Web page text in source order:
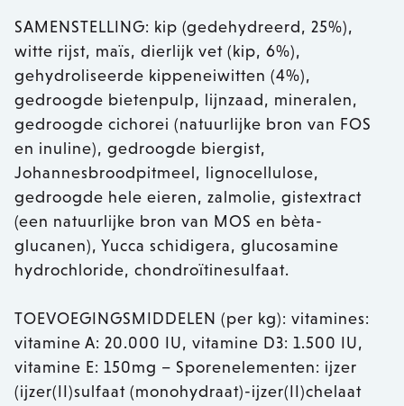
SAMENSTELLING: kip (gedehydreerd, 25%),
witte rijst, maïs, dierlijk vet (kip, 6%),
gehydroliseerde kippeneiwitten (4%),
gedroogde bietenpulp, lijnzaad, mineralen,
gedroogde cichorei (natuurlijke bron van FOS
en inuline), gedroogde biergist,
Johannesbroodpitmeel, lignocellulose,
gedroogde hele eieren, zalmolie, gistextract
(een natuurlijke bron van MOS en bèta-
glucanen), Yucca schidigera, glucosamine
hydrochloride, chondroïtinesulfaat.
TOEVOEGINGSMIDDELEN (per kg): vitamines:
vitamine A: 20.000 IU, vitamine D3: 1.500 IU,
vitamine E: 150mg – Sporenelementen: ijzer
(ijzer(II)sulfaat (monohydraat)-ijzer(II)chelaat